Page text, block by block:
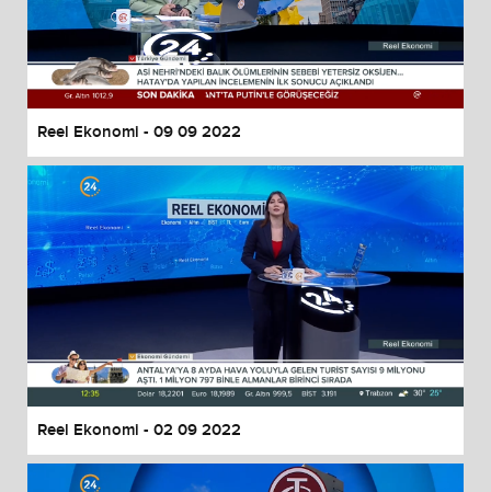
Reel Ekonomi - 09 09 2022
Reel Ekonomi - 02 09 2022